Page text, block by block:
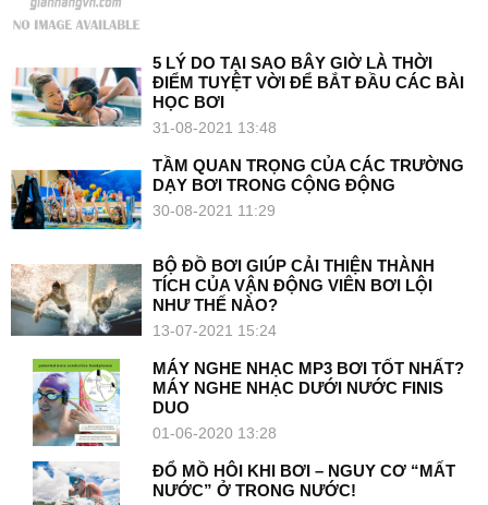
5 LÝ DO TẠI SAO BÂY GIỜ LÀ THỜI
ĐIỂM TUYỆT VỜI ĐỂ BẮT ĐẦU CÁC BÀI
HỌC BƠI
31-08-2021 13:48
TẦM QUAN TRỌNG CỦA CÁC TRƯỜNG
DẠY BƠI TRONG CỘNG ĐỘNG
30-08-2021 11:29
BỘ ĐỒ BƠI GIÚP CẢI THIỆN THÀNH
TÍCH CỦA VẬN ĐỘNG VIÊN BƠI LỘI
NHƯ THẾ NÀO?
13-07-2021 15:24
MÁY NGHE NHẠC MP3 BƠI TỐT NHẤT?
MÁY NGHE NHẠC DƯỚI NƯỚC FINIS
DUO
01-06-2020 13:28
ĐỔ MỒ HÔI KHI BƠI – NGUY CƠ “MẤT
NƯỚC” Ở TRONG NƯỚC!